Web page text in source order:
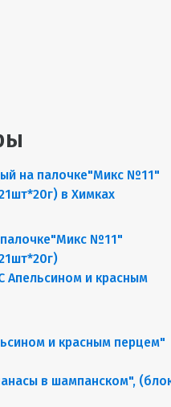
№11"
и красным перцем"